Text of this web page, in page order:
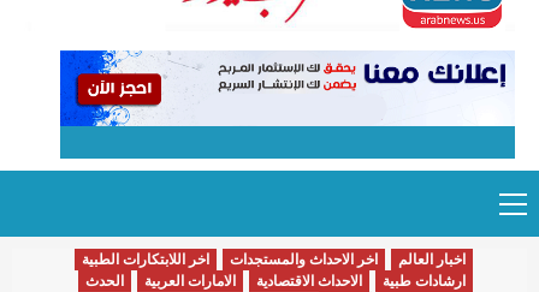
to
content
Menu
اخبار العالم اخر الاحداث والمستجدات
اخر اللابتكارات الطبية
ارشادات طبية
الاحداث الاقتصادية الامارات العربية
الحدث